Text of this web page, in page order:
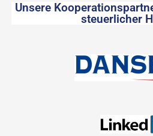
Unsere
steuerlicher